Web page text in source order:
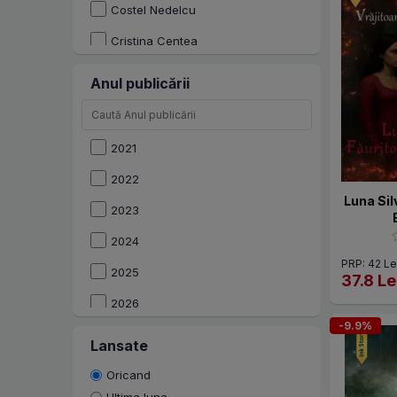
Costel Nedelcu
Cristina Centea
Ionela Nicu-Anca
Ionuț Gabriel Ghionea
L.M. Aria
Anul publicării
2021
2022
2023
2024
2025
2026
Lansate
Oricand
Luna
PRP: 42
37.8
-9.9%